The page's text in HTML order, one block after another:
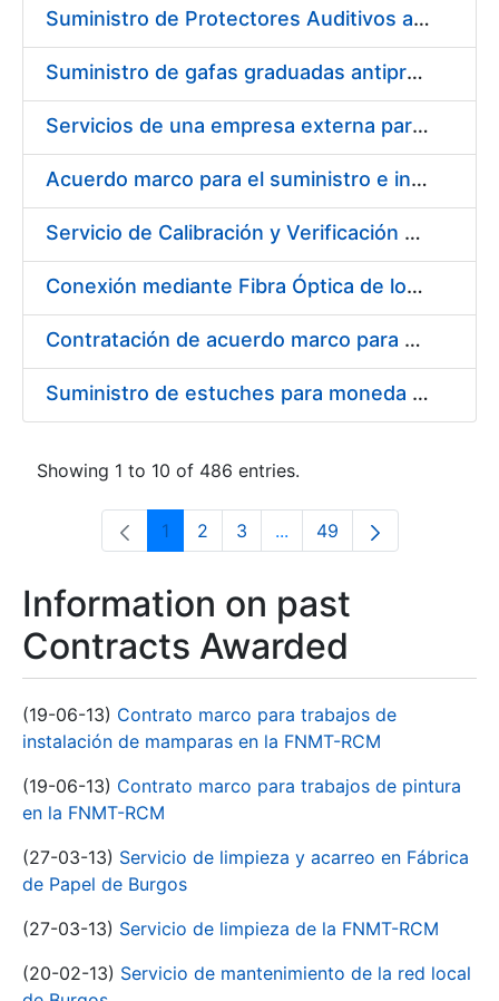
Suministro de Protectores Auditivos a medida para las personas trabajadoras de los Centros de Trabajo de Madrid y Burgos
Suministro de gafas graduadas antiproyecciones para los trabajadores de la FNMT-RCM en los centros de trabajo de Madrid y Burgos
Servicios de una empresa externa para el asesoramiento y resolución de los recursos de alzada que se presentan relacionados con procesos de selección para la FNMT-RCM
Acuerdo marco para el suministro e instalación de persianas, estores y otros complementos
Servicio de Calibración y Verificación Externa de los Equipos de Medición del Servicio de Prevención de la FNMT-RCM
Conexión mediante Fibra Óptica de los Centros de Proceso de Datos (CPDs) de las sedes de la FNMT-RCM de Burgos y Madrid
Contratación de acuerdo marco para el Suministro de Material de Electricidad para la Fábrica Nacional de Moneda y Timbre-Real Casa de la Moneda en su centro de trabajo de Burgos
Suministro de estuches para moneda de 30 €
Showing 1 to 10 of 486 entries.
Page
1 Page
2 Page
3 ...Intermediate Pages Use
Page
49
Information on past
Contracts Awarded
(19-06-13) Contrato marco para trabajos de
instalación de mamparas en la FNMT-RCM
(19-06-13) Contrato marco para trabajos de pintura
en la FNMT-RCM
(27-03-13) Servicio de limpieza y acarreo en Fábrica
de Papel de Burgos
(27-03-13) Servicio de limpieza de la FNMT-RCM
(20-02-13) Servicio de mantenimiento de la red local